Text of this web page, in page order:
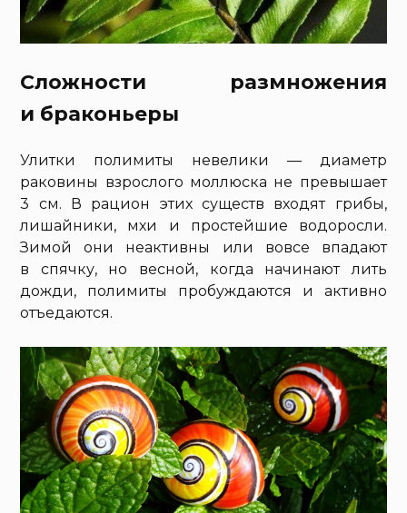
Сложности размножения
и браконьеры
Улитки полимиты невелики — диаметр
раковины взрослого моллюска не превышает
3 см. В рацион этих существ входят грибы,
лишайники, мхи и простейшие водоросли.
Зимой они неактивны или вовсе впадают
в спячку, но весной, когда начинают лить
дожди, полимиты пробуждаются и активно
отъедаются.